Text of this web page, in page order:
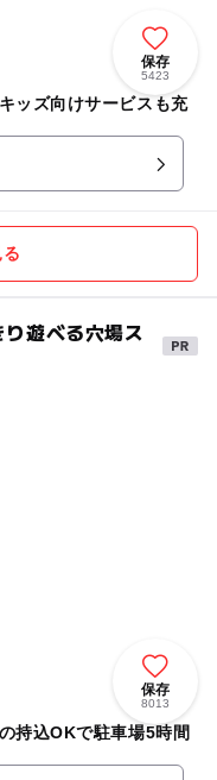
保存
5423
ッズ向けサービスも充
遊べる穴場ス
保存
8013
持込OKで駐車場5時間